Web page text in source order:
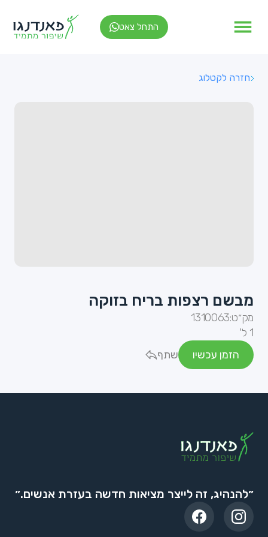
התחל צאט
חזרה לקטלוג
מבשם רצפות בריח בזוקה
מק״ט:1310063
1 ל'
הזמן עכשיו
שתף
״להנהיג, זה לייצר מציאות חדשה בעזרת אנשים.״